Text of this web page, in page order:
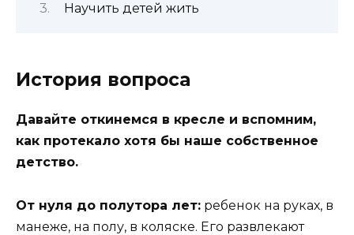
Научить детей жить
История вопроса
Давайте откинемся в кресле и вспомним,
как протекало хотя бы наше собственное
детство.
От нуля до полутора лет: ребенок на руках, в
манеже, на полу, в коляске. Его развлекают